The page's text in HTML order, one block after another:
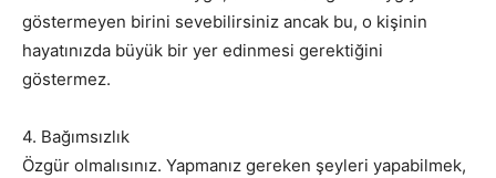
göstermeyen birini sevebilirsiniz ancak bu, o kişinin
hayatınızda büyük bir yer edinmesi gerektiğini
göstermez.
4. Bağımsızlık
Özgür olmalısınız. Yapmanız gereken şeyleri yapabilmek,